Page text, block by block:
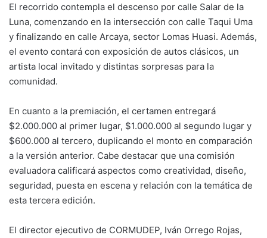
El recorrido contempla el descenso por calle Salar de la
Luna, comenzando en la intersección con calle Taqui Uma
y finalizando en calle Arcaya, sector Lomas Huasi. Además,
el evento contará con exposición de autos clásicos, un
artista local invitado y distintas sorpresas para la
comunidad.
En cuanto a la premiación, el certamen entregará
$2.000.000 al primer lugar, $1.000.000 al segundo lugar y
$600.000 al tercero, duplicando el monto en comparación
a la versión anterior. Cabe destacar que una comisión
evaluadora calificará aspectos como creatividad, diseño,
seguridad, puesta en escena y relación con la temática de
esta tercera edición.
El director ejecutivo de CORMUDEP, Iván Orrego Rojas,